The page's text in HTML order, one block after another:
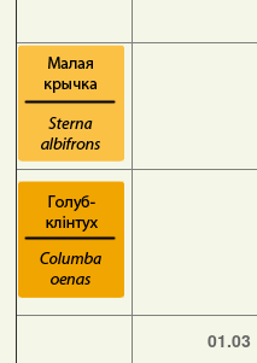
01.03